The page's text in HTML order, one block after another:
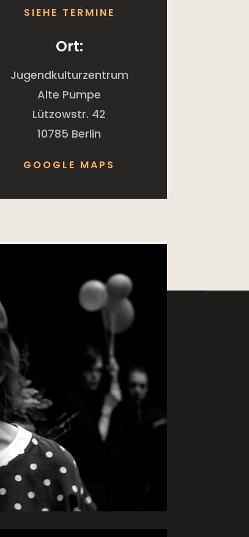
SIEHE TERMINE
Ort:
Jugendkulturzentrum
Alte Pumpe
Lützowstr. 42
10785 Berlin
GOOGLE MAPS